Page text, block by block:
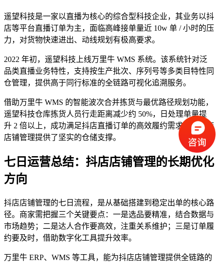
遥望科技是一家以直播为核心的综合型科技企业，其业务以抖
店等平台直播订单为主，面临高峰接单量近 10w 单 / 小时的压
力，对货物快速进出、动线规划有极高要求。
2022 年初，遥望科技上线万里牛 WMS 系统。该系统针对泛
品类直播业务特性，支持按生产批次、序列号等多类目特性同
仓管理，提供高于同行标准的全链路可视化追溯服务。
借助万里牛 WMS 的智能波次合并拣货与最优路径规划功能，
遥望科技仓库拣货人员行走距离减少约 50%，日处理单量提
升 2 倍以上，成功满足抖店直播订单的高效履约需求，为抖店
店铺管理提供了坚实的仓储支撑。
七日运营总结：抖店店铺管理的长期优化
方向
抖店店铺管理的七日流程，是从基础搭建到稳定出单的核心路
径。商家需把握三个关键要点：一是选品要精准，结合数据与
市场趋势；二是达人合作要高效，注重关系维护；三是订单履
约要及时，借助数字化工具提升效率。
万里牛 ERP、WMS 等工具，能为抖店店铺管理提供全链路的